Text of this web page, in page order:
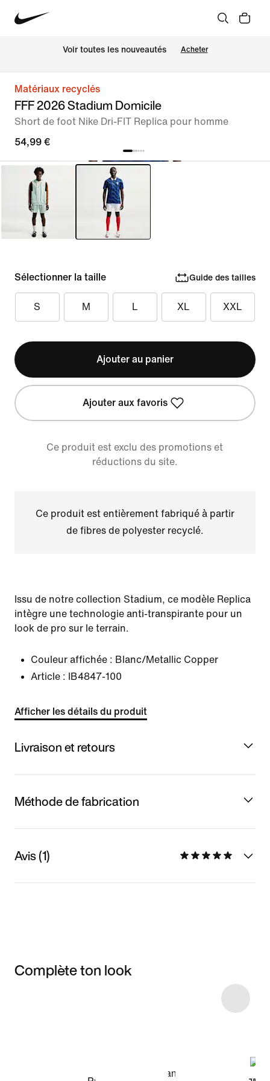
Voir toutes les nouveautés Acheter
Matériaux recyclés
FFF 2026 Stadium Domicile
Short de foot Nike Dri-FIT Replica pour homme
54,99 €
Sélectionner la taille Guide des tailles
S M L XL XXL
Ajouter au panier
Ajouter aux favoris
Ce produit est exclu des promotions et
réductions du site.
Ce produit est entièrement fabriqué à partir
de fibres de polyester recyclé.
Issu de notre collection Stadium, ce modèle Replica
intègre une technologie anti-transpirante pour un
look de pro sur le terrain.
Couleur affichée : Blanc/Metallic Copper
Article :
IB4847-100
Afficher les détails du produit
Livraison et retours
Méthode de fabrication
Avis (1)
Complète ton look